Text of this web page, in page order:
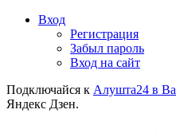
Вход
Регистрация
Забыл пароль
Вход на сайт
Подключайся к Алушта24 в
Яндекс Дзен.